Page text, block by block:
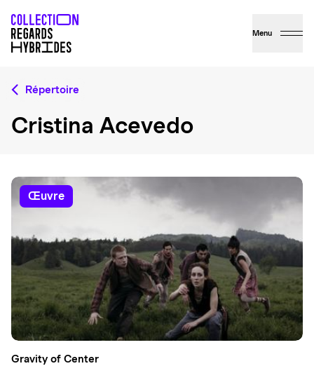
Menu
Répertoire
Cristina Acevedo
œuvre
Gravity of Center